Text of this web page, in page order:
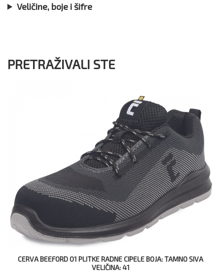
Veličine, boje i šifre
PRETRAŽIVALI STE
CERVA BEEFORD O1 PLITKE RADNE CIPELE BOJA: TAMNO SIVA
VELIČINA: 41